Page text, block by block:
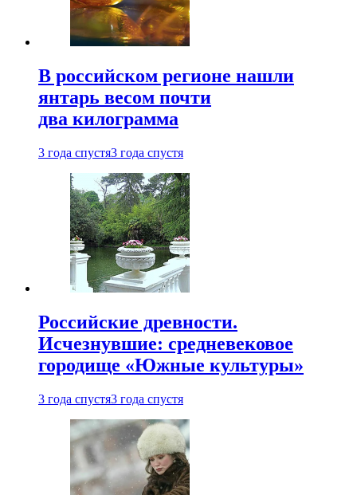
В российском регионе нашли
янтарь весом почти
два килограмма
3 года спустя3 года спустя
Российские древности.
Исчезнувшие: средневековое
городище «Южные культуры»
3 года спустя3 года спустя